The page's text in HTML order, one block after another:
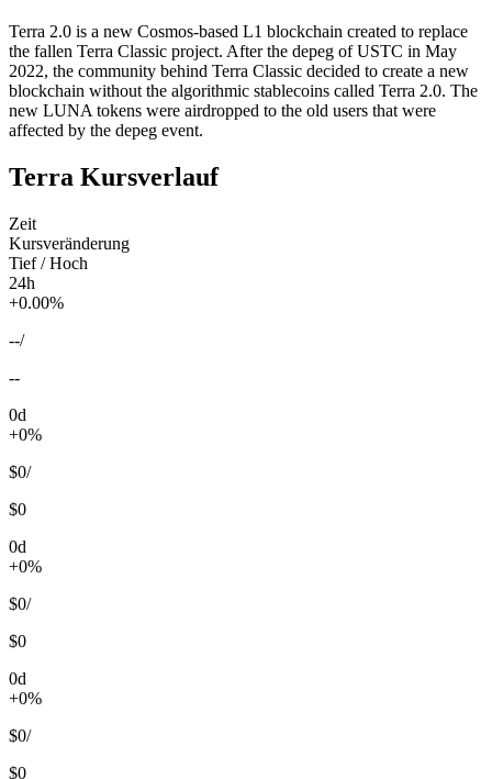
Terra 2.0 is a new Cosmos-based L1 blockchain created to replace
the fallen Terra Classic project. After the depeg of USTC in May
2022, the community behind Terra Classic decided to create a new
blockchain without the algorithmic stablecoins called Terra 2.0. The
new LUNA tokens were airdropped to the old users that were
affected by the depeg event.
Terra Kursverlauf
Zeit
Kursveränderung
Tief / Hoch
24h
+0.00%
--/
--
0d
+0%
$0/
$0
0d
+0%
$0/
$0
0d
+0%
$0/
$0